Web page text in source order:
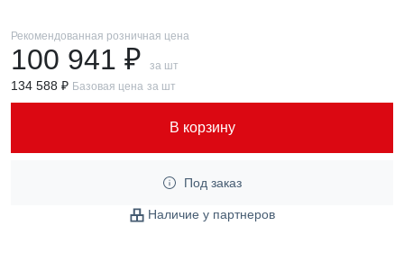
Рекомендованная розничная цена
100 941 ₽ за шт
134 588 ₽ Базовая цена за шт
В корзину
Под заказ
Наличие у партнеров